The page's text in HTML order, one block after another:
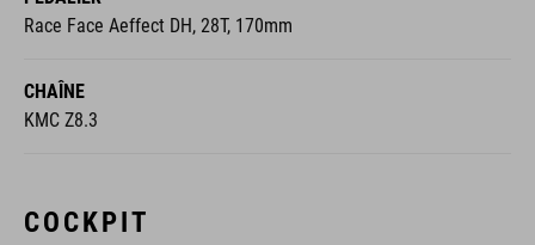
Race Face Aeffect DH, 28T, 170mm
CHAÎNE
KMC Z8.3
COCKPIT